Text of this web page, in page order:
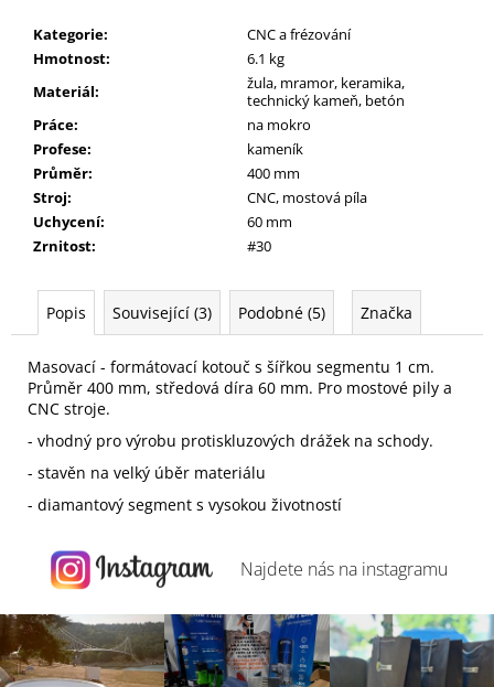
Kategorie:
CNC a frézování
Hmotnost:
6.1 kg
Materiál:
žula, mramor, keramika,
technický kameň, betón
Práce:
na mokro
Profese:
kameník
Průměr:
400 mm
Stroj:
CNC, mostová píla
Uchycení:
60 mm
Zrnitost: #30
Popis Související (3) Podobné (5) Značka
Masovací - formátovací kotouč s šířkou segmentu 1 cm.
Průměr 400 mm, středová díra 60 mm. Pro mostové pily a
CNC stroje.
- vhodný pro výrobu protiskluzových drážek na schody.
- stavěn na velký úběr materiálu
- diamantový segment s vysokou životností
Najdete nás na instagramu